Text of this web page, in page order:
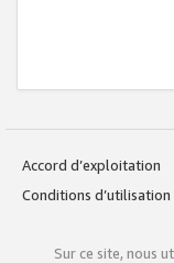
Accord d’exploitation
Conditions d’utilisation
Sur ce site, nous